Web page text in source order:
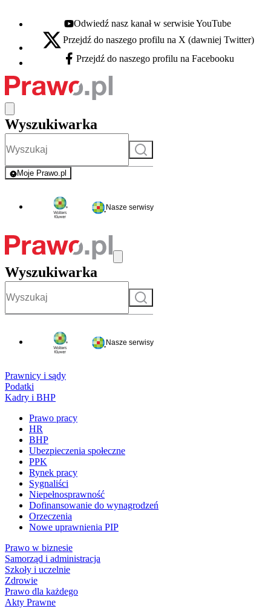
Youtube - otwiera się w nowej karcie
Odwiedź nasz kanał w serwisie YouTube
X - otwiera się w nowej karcie
Przejdź do naszego profilu na X (dawniej Twitter)
Facebook - otwiera się w nowej karcie
Przejdź do naszego profilu na Facebooku
Wyszukiwarka
Szukaj
Moje Prawo.pl
- rejestracja i logowanie do serwisu
Nasze serwisy
Wyszukiwarka
Szukaj
Nasze serwisy
Prawnicy i sądy
Podatki
Kadry i BHP
Prawo pracy
HR
BHP
Ubezpieczenia społeczne
PPK
Rynek pracy
Sygnaliści
Niepełnosprawność
Dofinansowanie do wynagrodzeń
Orzeczenia
Nowe uprawnienia PIP
Prawo w biznesie
Samorząd i administracja
Szkoły i uczelnie
Zdrowie
Prawo dla każdego
Akty Prawne